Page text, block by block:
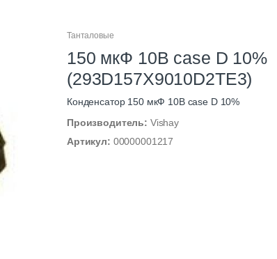
Танталовые
150 мкФ 10В case D 10%
(293D157X9010D2TE3)
Конденсатор 150 мкФ 10В case D 10%
Производитель: Vishay
Артикул: 00000001217